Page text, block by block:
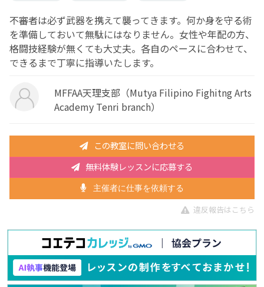
不審者は必ず武器を携えて襲ってきます。何か身を守る術
を準備しておいて無駄にはなりません。女性や年配の方、
格闘技経験が無くても大丈夫。各自のペースに合わせて、
できるまで丁寧に指導いたします。
MFFAA天理支部（Mutya Filipino Fighitng Arts
Academy Tenri branch）
この教室に問い合わせる
無料体験レッスンに応募する
主催者に仕事を依頼する
違反報告はこちら